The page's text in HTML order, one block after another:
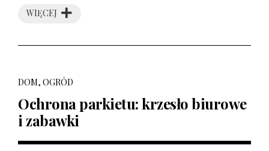
WIĘCEJ
DOM, OGRÓD
Ochrona parkietu: krzesło biurowe
i zabawki